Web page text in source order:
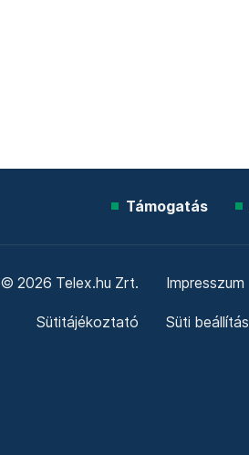
Támogatás
© 2026 Telex.hu Zrt. Impresszum
Sütitájékoztató Süti